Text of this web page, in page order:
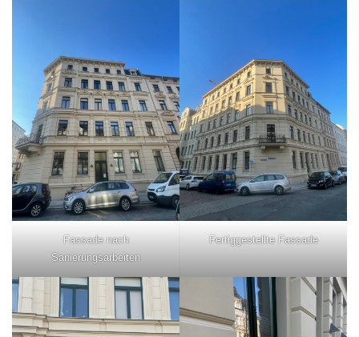
Fassade nach
Sanierungsarbeiten
Fertiggestellte Fassade